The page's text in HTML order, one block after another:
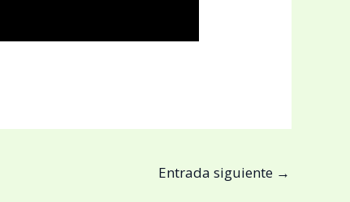
Entrada siguiente →